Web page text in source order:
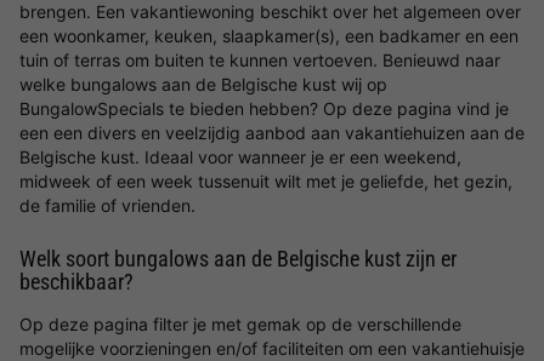
brengen. Een vakantiewoning beschikt over het algemeen over
een woonkamer, keuken, slaapkamer(s), een badkamer en een
tuin of terras om buiten te kunnen vertoeven. Benieuwd naar
welke bungalows aan de Belgische kust wij op
BungalowSpecials te bieden hebben? Op deze pagina vind je
een een divers en veelzijdig aanbod aan vakantiehuizen aan de
Belgische kust. Ideaal voor wanneer je er een weekend,
midweek of een week tussenuit wilt met je geliefde, het gezin,
de familie of vrienden.
Welk soort bungalows aan de Belgische kust zijn er
beschikbaar?
Op deze pagina filter je met gemak op de verschillende
mogelijke voorzieningen en/of faciliteiten om een vakantiehuisje